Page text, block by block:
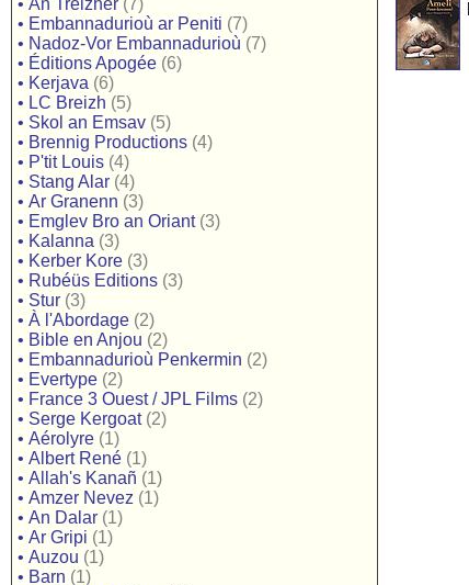
• An Treizher (7)
• Embannadurioù ar Peniti (7)
• Nadoz-Vor Embannadurioù (7)
• Éditions Apogée (6)
• Kerjava (6)
• LC Breizh (5)
• Skol an Emsav (5)
• Brennig Productions (4)
• P'tit Louis (4)
• Stang Alar (4)
• Ar Granenn (3)
• Emglev Bro an Oriant (3)
• Kalanna (3)
• Kerber Kore (3)
• Rubéüs Editions (3)
• Stur (3)
• À l'Abordage (2)
• Bible en Anjou (2)
• Embannadurioù Penkermin (2)
• Evertype (2)
• France 3 Ouest / JPL Films (2)
• Serge Kergoat (2)
• Aérolyre (1)
• Albert René (1)
• Allah's Kanañ (1)
• Amzer Nevez (1)
• An Dalar (1)
• Ar Gripi (1)
• Auzou (1)
• Barn (1)